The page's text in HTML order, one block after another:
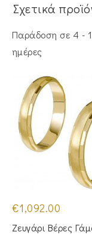
Σχετικά
Παράδοση σε 4 -
ημέρες
€1,092.00
Ζευγάρι Βέρες